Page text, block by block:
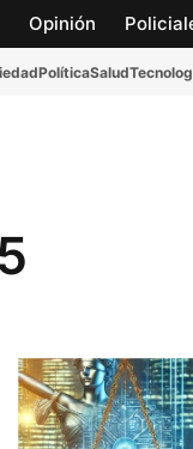
Opinión
PolíticaSalud